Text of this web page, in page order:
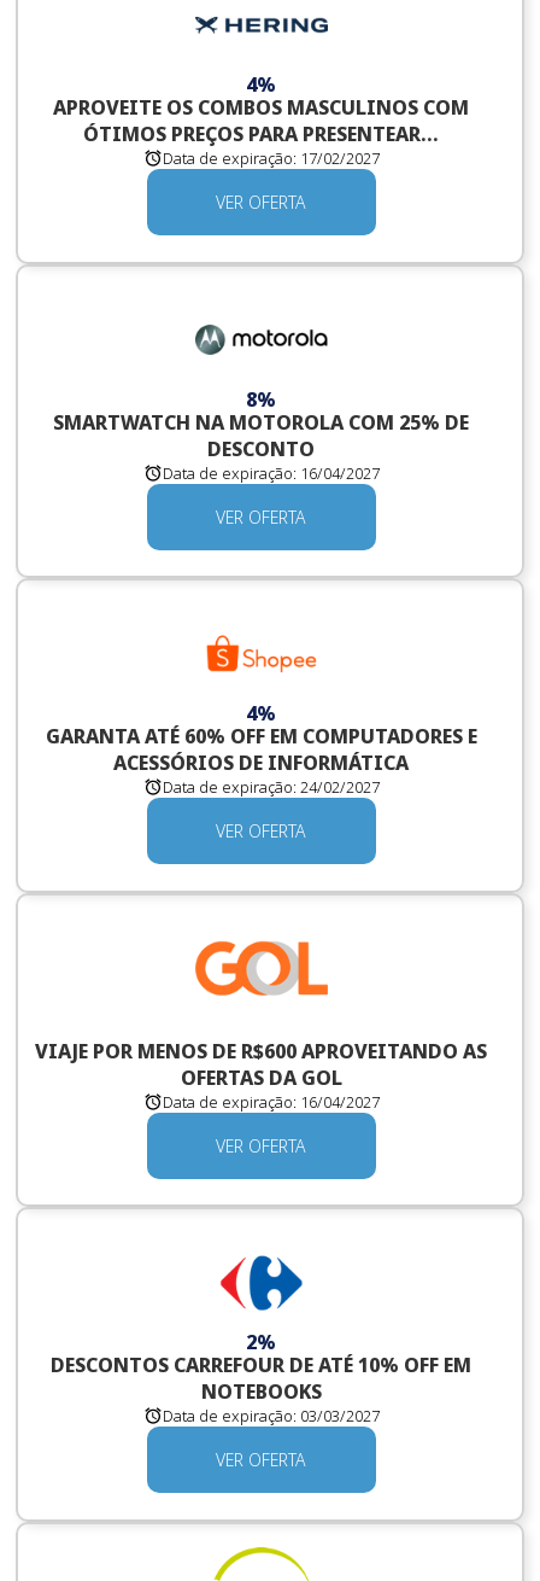
4%
APROVEITE OS COMBOS MASCULINOS COM
ÓTIMOS PREÇOS PARA PRESENTEAR...
Data de expiração: 17/02/2027
VER OFERTA
8%
SMARTWATCH NA MOTOROLA COM 25% DE
DESCONTO
Data de expiração: 16/04/2027
VER OFERTA
4%
GARANTA ATÉ 60% OFF EM COMPUTADORES E
ACESSÓRIOS DE INFORMÁTICA
Data de expiração: 24/02/2027
VER OFERTA
VIAJE POR MENOS DE R$600 APROVEITANDO AS
OFERTAS DA GOL
Data de expiração: 16/04/2027
VER OFERTA
2%
DESCONTOS CARREFOUR DE ATÉ 10% OFF EM
NOTEBOOKS
Data de expiração: 03/03/2027
VER OFERTA